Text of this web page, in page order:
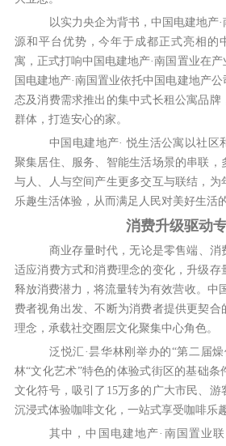
以实力央企为背书，中国电建地产
源和平台优势，今年于成都正式亮相的
寓，正式打响中国电建地产·南国置业在
国电建地产·南国置业依托中国电建地产
态及消费需求推出的集中式长租公寓品牌
群体，打造安心的家。
中国电建地产· 悦生活公寓以社区
聚集居住、服务、智能生活场景的串联，
与人、人与空间产生更多交互与联结，为
乐趣生活体验，从而满足人民对美好生活
消费升级驱动
商业存量时代，无论是零售端、消
适应消费方式和消费理念的变化，升级存
释放消费潜力，将流量转为有效营收。中
费者视角出发、不断为消费者提供更契合
理念，承载社交圈层文化聚集中心角色。
泛悦汇·昙华林刚举办的“第二届
林“文化艺术”特色的体验式街区的基础条
文化符号，吸引了15万多的广大市民、游
沉浸式体验咖啡文化，一站式享受咖啡乐趣
其中，中国电建地产·南国置业